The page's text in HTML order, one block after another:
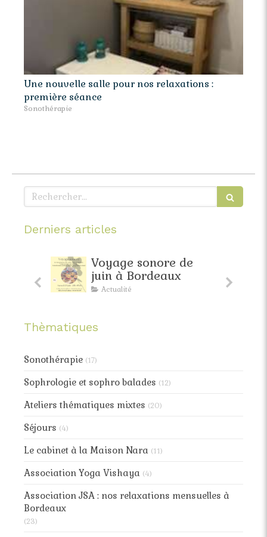
Une nouvelle salle pour nos relaxations :
première séance
Sonothérapie
Rechercher
Derniers articles
Voyage sonore de
juin à Bordeaux
Actualité
Relaxation
Bordeaux :
de la
Actualité
Thèmatiques
Sonothérapie (17)
Sophrologie et sophro balades (12)
Ateliers thématiques mixtes (20)
Séjours (4)
Le cabinet à la Maison Nara (11)
Association Yoga Vishaya (4)
Association JSA : nos relaxations mensuelles à
Bordeaux
(23)